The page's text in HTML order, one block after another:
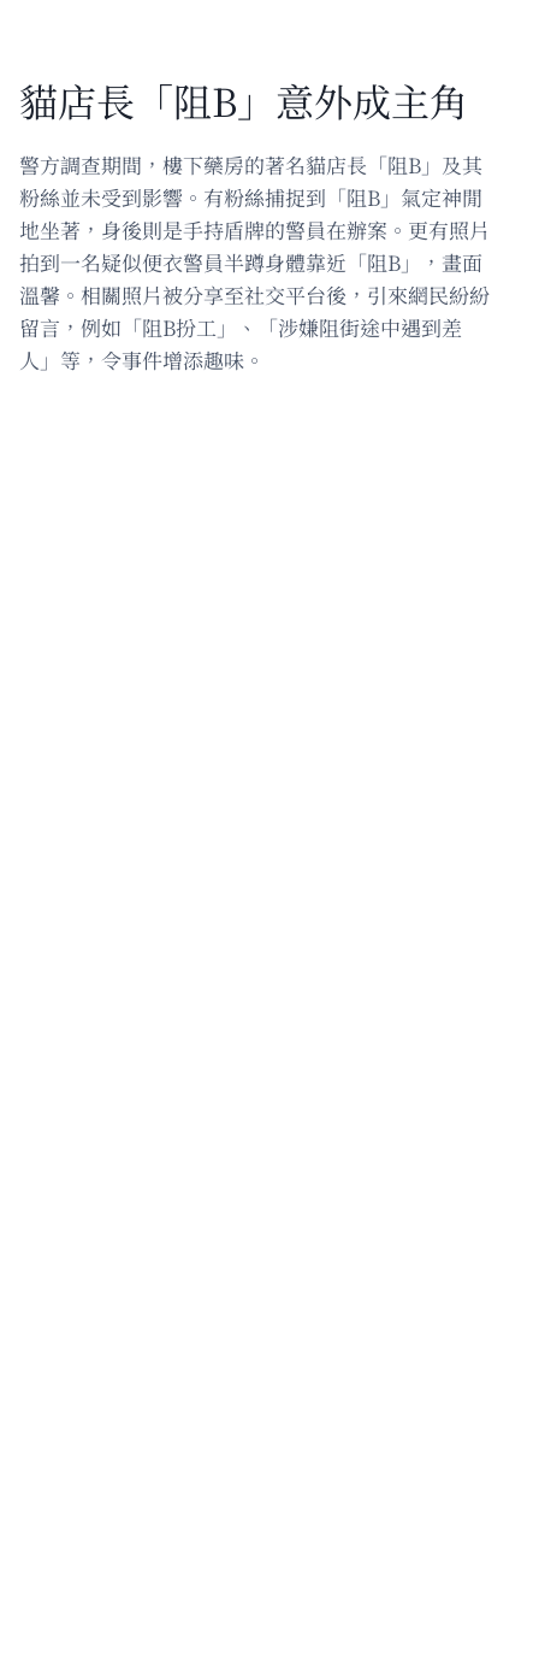
貓店長「阻B」意外成主角
警方調查期間，樓下藥房的著名貓店長「阻B」及其
粉絲並未受到影響。有粉絲捕捉到「阻B」氣定神閒
地坐著，身後則是手持盾牌的警員在辦案。更有照片
拍到一名疑似便衣警員半蹲身體靠近「阻B」，畫面
溫馨。相關照片被分享至社交平台後，引來網民紛紛
留言，例如「阻B扮工」、「涉嫌阻街途中遇到差
人」等，令事件增添趣味。